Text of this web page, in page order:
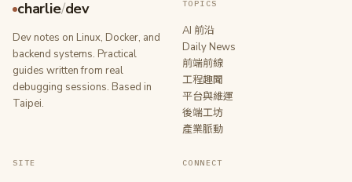
charlie/dev
Dev notes on Linux, Docker, and
backend systems. Practical
guides written from real
debugging sessions. Based in
Taipei.
TOPICS
AI 前沿
Daily News
前端前線
工程趣聞
平台與維運
後端工坊
產業脈動
SITE CONNECT